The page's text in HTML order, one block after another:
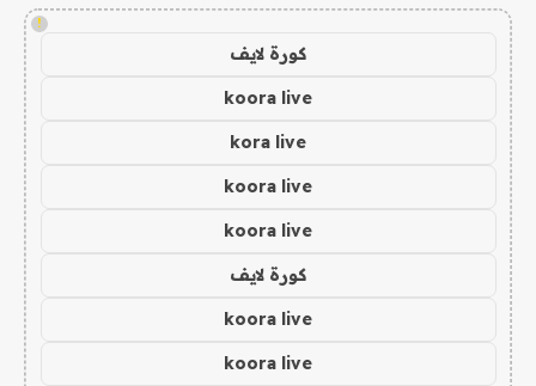
!
كورة لايف
koora live
kora live
koora live
koora live
كورة لايف
koora live
koora live